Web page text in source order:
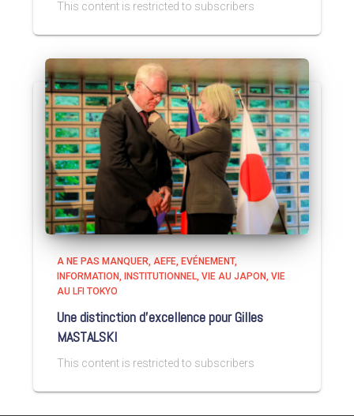
This content is restricted to subscribers
A NE PAS MANQUER AEFE EVÉNEMENT
INFORMATION
INSTITUTIONNEL VIE AU JAPON VIE
AU LFI TOKYO
Une distinction d’excellence pour Gilles
MASTALSKI
This content is restricted to subscribers